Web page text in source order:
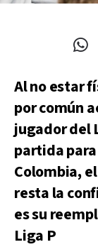
Al no estar
por común
jugador del
partida
Colombia,
resta la
es su
Liga P